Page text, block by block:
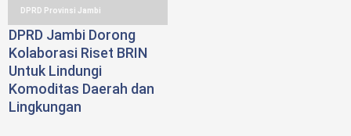
DPRD Provinsi Jambi
DPRD Jambi Dorong
Kolaborasi Riset BRIN
Untuk Lindungi
Komoditas Daerah dan
Lingkungan